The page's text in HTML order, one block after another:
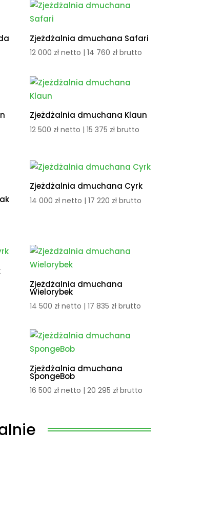
Zjeżdżalnia dmuchana Safari
12 000 zł netto | 14 760 złbrutto
Zjeżdżalnia dmuchana Klaun
12 500 zł netto | 15 375 złbrutto
Zjeżdżalnia dmuchana Cyrk
14 000 zł netto | 17 220 złbrutto
Zjeżdżalnia dmuchana
Wielorybek
14 500 zł netto | 17 835 złbrutto
Zjeżdżalnia dmuchana
SpongeBob
16 500 zł netto | 20 295 złbrutto